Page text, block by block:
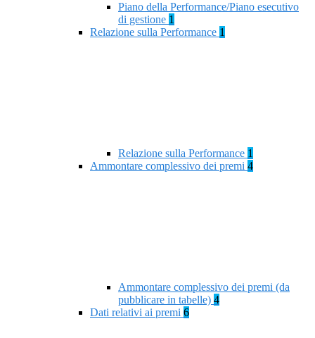
Piano della Performance/Piano esecutivo
di gestione 1
Relazione sulla Performance 1
Relazione sulla Performance 1
Ammontare complessivo dei premi 4
Ammontare complessivo dei premi (da
pubblicare in tabelle) 4
Dati relativi ai premi 6